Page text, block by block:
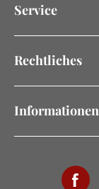
Service
Rechtliches
Informationen